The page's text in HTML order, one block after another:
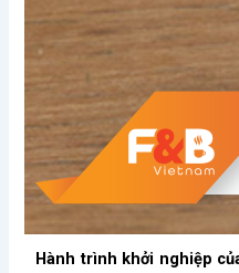
Hành trình khởi nghiệp